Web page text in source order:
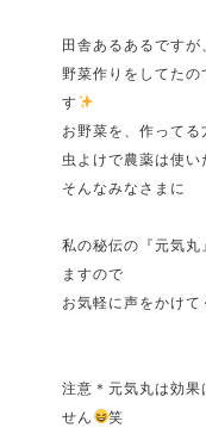
田舎あるあるです
野菜作りをしてた
す
お野菜を、作って
虫よけで農薬は使い
そんなみなさまに
私の秘伝の『元気丸
ますので
お気軽に声をかけて
注意＊元気丸は効果
せん
笑